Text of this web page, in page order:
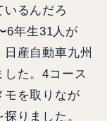
るんだろ
6年生31人が
日産自動車九州
した。4コース
モを取りなが
りました。